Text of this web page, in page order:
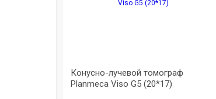
Конусно-лучевой томограф
Planmeca Viso G5 (20*17)